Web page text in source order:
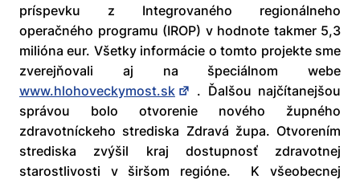
príspevku z Integrovaného regionálneho
operačného programu (IROP) v hodnote takmer 5,3
milióna eur. Všetky informácie o tomto projekte sme
zverejňovali aj na špeciálnom webe
www.hlohoveckymost.sk
. Ďalšou najčítanejšou
správou bolo otvorenie nového župného
zdravotníckeho strediska Zdravá župa. Otvorením
strediska zvýšil kraj dostupnosť zdravotnej
starostlivosti v širšom regióne. K všeobecnej